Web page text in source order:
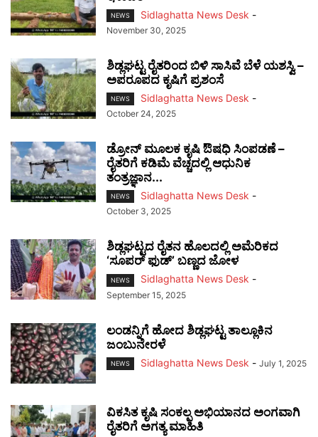
NEWS Sidlaghatta News Desk -
November 30, 2025
ಶಿಡ್ಲಘಟ್ಟ ರೈತರಿಂದ ಬಿಳಿ ಸಾಸಿವೆ ಬೆಳೆ ಯಶಸ್ವಿ –
ಅಪರೂಪದ ಕೃಷಿಗೆ ಪ್ರಶಂಸೆ
NEWS Sidlaghatta News Desk -
October 24, 2025
ಡ್ರೋನ್ ಮೂಲಕ ಕೃಷಿ ಔಷಧಿ ಸಿಂಪಡಣೆ –
ರೈತರಿಗೆ ಕಡಿಮೆ ವೆಚ್ಚದಲ್ಲಿ ಆಧುನಿಕ
ತಂತ್ರಜ್ಞಾನ...
NEWS Sidlaghatta News Desk -
October 3, 2025
ಶಿಡ್ಲಘಟ್ಟದ ರೈತನ ಹೊಲದಲ್ಲಿ ಅಮೆರಿಕದ
‘ಸೂಪರ್ ಫುಡ್’ ಬಣ್ಣದ ಜೋಳ
NEWS Sidlaghatta News Desk -
September 15, 2025
ಲಂಡನ್ನಿಗೆ ಹೋದ ಶಿಡ್ಲಘಟ್ಟ ತಾಲ್ಲೂಕಿನ
ಜಂಬುನೇರಳೆ
NEWS Sidlaghatta News Desk - July 1, 2025
ವಿಕಸಿತ ಕೃಷಿ ಸಂಕಲ್ಪ ಅಭಿಯಾನದ ಅಂಗವಾಗಿ
ರೈತರಿಗೆ ಅಗತ್ಯ ಮಾಹಿತಿ